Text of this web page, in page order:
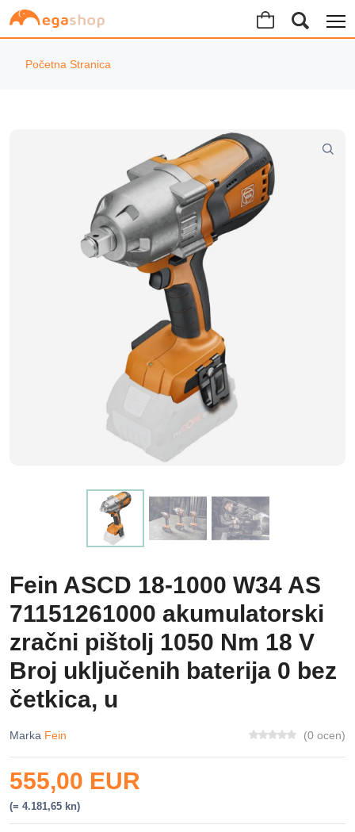
Početna Stranica
Fein ASCD 18-1000 W34 AS
71151261000 akumulatorski
zračni pištolj 1050 Nm 18 V
Broj uključenih baterija 0 bez
četkica, u
Marka Fein (0 ocen)
555,00 EUR
(= 4.181,65 kn)